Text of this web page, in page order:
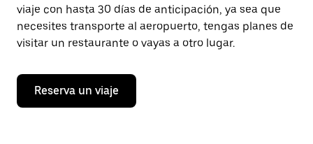
viaje con hasta 30 días de anticipación, ya sea que
necesites transporte al aeropuerto, tengas planes de
visitar un restaurante o vayas a otro lugar.
Reserva un viaje